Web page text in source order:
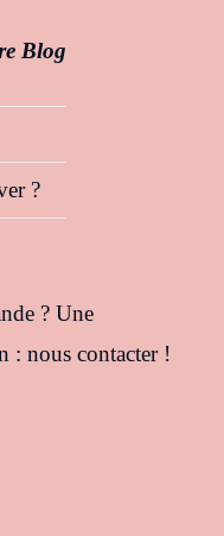
Blog
?
? Une
: nous contacter !
dans votre application